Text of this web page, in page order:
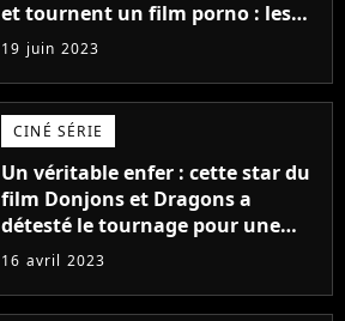
et tournent un film porno : les
premières images du tournage
(exclu)
19 juin 2023
CINÉ SÉRIE
Un véritable enfer : cette star du
film Donjons et Dragons a
détesté le tournage pour une
raison très spéciale
16 avril 2023